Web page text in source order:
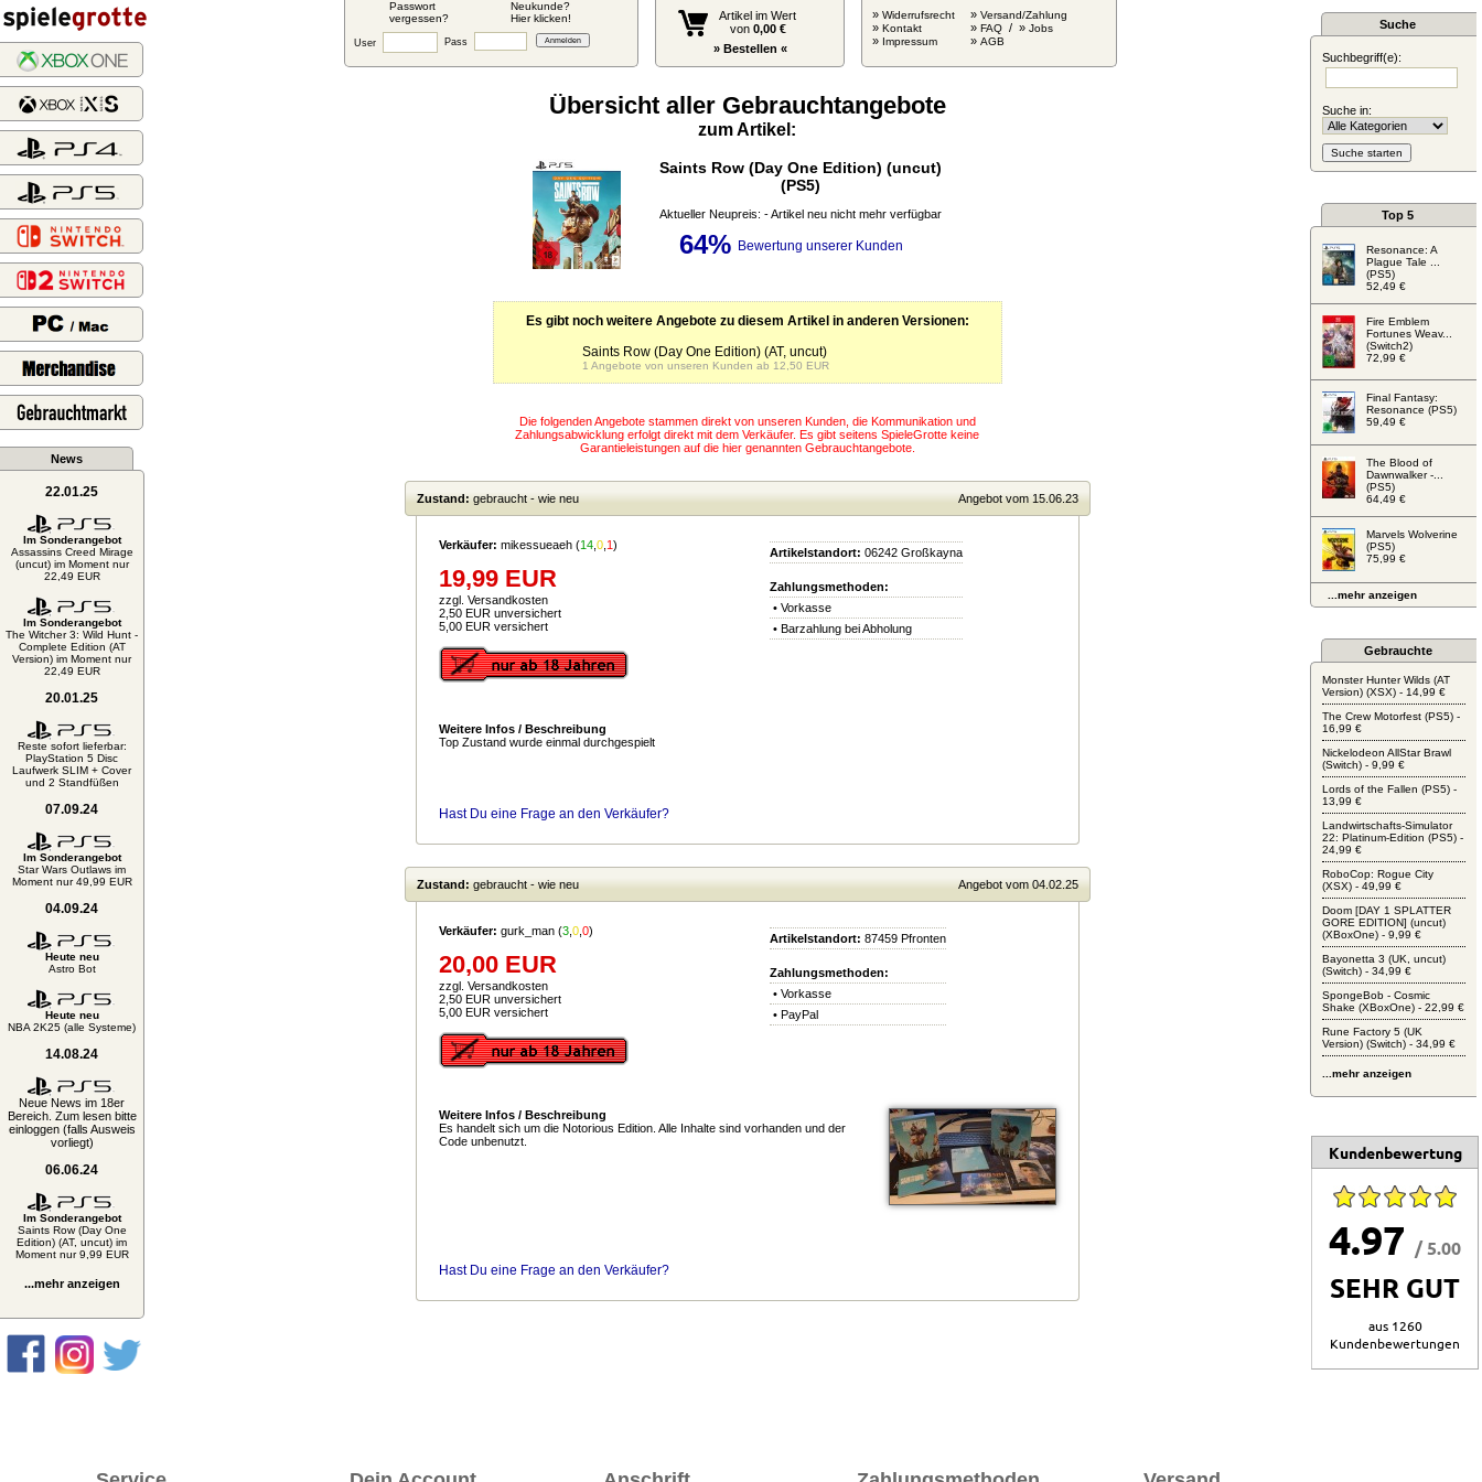
Passwort
vergessen?
Neukunde?
Hier klicken!
User Pass
Artikel im Wert
von 0,00 €
» Bestellen «
» Widerrufsrecht
» Kontakt
» Impressum
» Versand/Zahlung
» FAQ / » Jobs
» AGB
News
22.01.25
Im Sonderangebot
Assassins Creed Mirage
(uncut) im Moment nur
22,49 EUR
Im Sonderangebot
The Witcher 3: Wild Hunt -
Complete Edition (AT
Version) im Moment nur
22,49 EUR
20.01.25
Reste sofort lieferbar:
PlayStation 5 Disc
Laufwerk SLIM + Cover
und 2 Standfüßen
07.09.24
Im Sonderangebot
Star Wars Outlaws im
Moment nur 49,99 EUR
04.09.24
Heute neu
Astro Bot
Heute neu
NBA 2K25 (alle Systeme)
14.08.24
Neue News im 18er
Bereich. Zum lesen bitte
einloggen (falls Ausweis
vorliegt)
06.06.24
Im Sonderangebot
Saints Row (Day One
Edition) (AT, uncut) im
Moment nur 9,99 EUR
...mehr anzeigen
Übersicht aller Gebrauchtangebote
zum Artikel:
Saints Row (Day One Edition) (uncut)
(PS5)
Aktueller Neupreis: - Artikel neu nicht mehr verfügbar
64% Bewertung unserer Kunden
Es gibt noch weitere Angebote zu diesem Artikel in anderen Versionen:
Saints Row (Day One Edition) (AT, uncut)
1 Angebote von unseren Kunden ab 12,50 EUR
Die folgenden Angebote stammen direkt von unseren Kunden, die Kommunikation und
Zahlungsabwicklung erfolgt direkt mit dem Verkäufer. Es gibt seitens SpieleGrotte keine
Garantieleistungen auf die hier genannten Gebrauchtangebote.
Zustand:gebraucht - wie neu Angebot vom 15.06.23
Verkäufer: mikessueaeh (14, 0, 1)
19,99 EUR
zzgl. Versandkosten
2,50 EUR unversichert
5,00 EUR versichert
Artikelstandort: 06242 Großkayna
Zahlungsmethoden:
• Vorkasse
• Barzahlung bei Abholung
Weitere Infos / Beschreibung
Top Zustand wurde einmal durchgespielt
Hast Du eine Frage an den Verkäufer?
Zustand:gebraucht - wie neu Angebot vom 04.02.25
Verkäufer: gurk_man (3, 0, 0)
20,00 EUR
zzgl. Versandkosten
2,50 EUR unversichert
5,00 EUR versichert
Artikelstandort: 87459 Pfronten
Zahlungsmethoden:
• Vorkasse
• PayPal
Weitere Infos / Beschreibung
Es handelt sich um die Notorious Edition. Alle Inhalte sind vorhanden und der
Code unbenutzt.
Hast Du eine Frage an den Verkäufer?
Suche
Suchbegriff(e):
Suche in:
Top 5
Resonance: A
Plague Tale ...
(PS5)
52,49 €
Fire Emblem
Fortunes Weav...
(Switch2)
72,99 €
Final Fantasy:
Resonance (PS5)
59,49 €
The Blood of
Dawnwalker -...
(PS5)
64,49 €
Marvels Wolverine
(PS5)
75,99 €
...mehr anzeigen
Gebrauchte
Monster Hunter Wilds (AT
Version) (XSX) - 14,99 €
The Crew Motorfest (PS5) -
16,99 €
Nickelodeon AllStar Brawl
(Switch) - 9,99 €
Lords of the Fallen (PS5) -
13,99 €
Landwirtschafts-Simulator
22: Platinum-Edition (PS5) -
24,99 €
RoboCop: Rogue City
(XSX) - 49,99 €
Doom [DAY 1 SPLATTER
GORE EDITION] (uncut)
(XBoxOne) - 9,99 €
Bayonetta 3 (UK, uncut)
(Switch) - 34,99 €
SpongeBob - Cosmic
Shake (XBoxOne) - 22,99 €
Rune Factory 5 (UK
Version) (Switch) - 34,99 €
...mehr anzeigen
Kundenbewertung
4.97 / 5.00
SEHR GUT
aus 1260
Kundenbewertungen